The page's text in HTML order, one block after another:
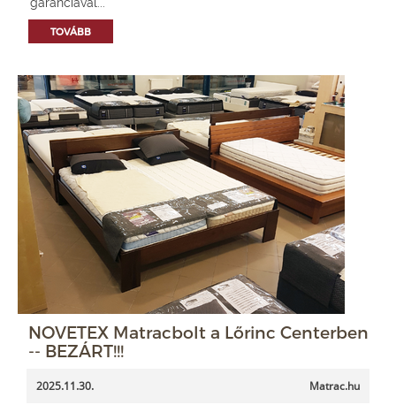
TOVÁBB
NOVETEX Matracbolt a Lőrinc Centerben
-- BEZÁRT!!!
2025.11.30. Matrac.hu